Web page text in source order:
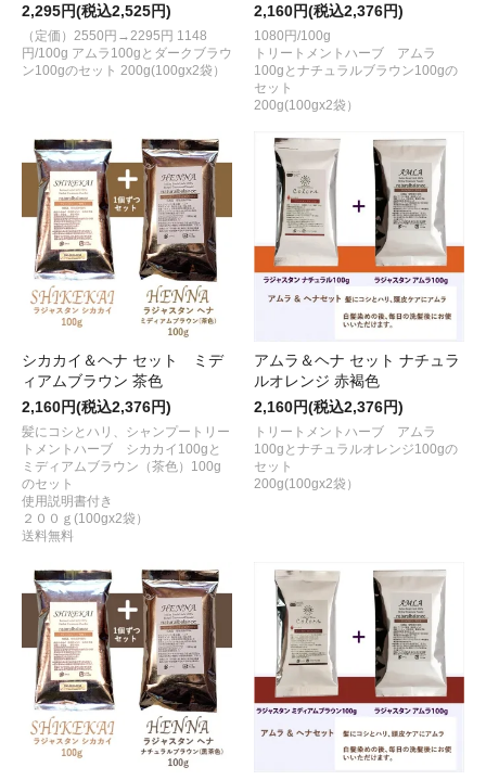
2,295円(税込2,525円)
（定価）2550円→2295円 1148
円/100g アムラ100gとダークブラウ
ン100gのセット 200g(100gx2袋）
2,160円(税込2,376円)
1080円/100g
トリートメントハーブ アムラ
100gとナチュラルブラウン100gの
セット
200g(100gx2袋）
シカカイ＆ヘナ セット ミデ
ィアムブラウン 茶色
2,160円(税込2,376円)
髪にコシとハリ、シャンプートリー
トメントハーブ シカカイ100gと
ミディアムブラウン（茶色）100g
のセット
使用説明書付き
２００ｇ(100gx2袋）
送料無料
アムラ＆ヘナ セット ナチュラ
ルオレンジ 赤褐色
2,160円(税込2,376円)
トリートメントハーブ アムラ
100gとナチュラルオレンジ100gの
セット
200g(100gx2袋）